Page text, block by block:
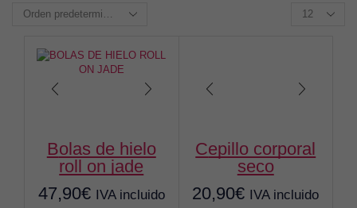
Productos
bolas de hielo
roll on jade
47,90€ IVA incluido
cepillo corporal
seco
20,90€ IVA incluido